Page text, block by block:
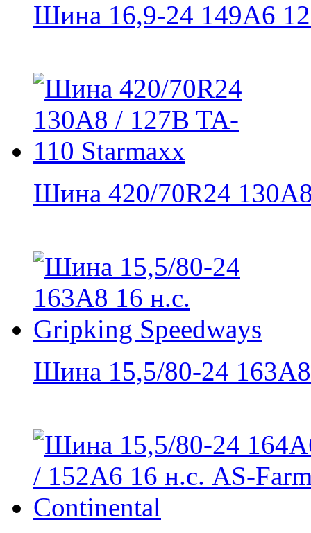
Шина 16,9-24 149A6
Шина 420/70R24
Шина 15,5/80-24